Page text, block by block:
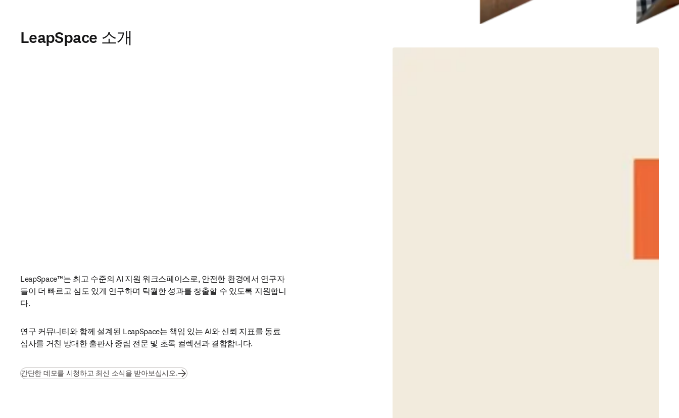
LeapSpace 소개
LeapSpace™는 최고 수준의 AI 지원 워크스페이스로, 안전한 환경에서 연구자
들이 더 빠르고 심도 있게 연구하며 탁월한 성과를 창출할 수 있도록 지원합니
다.
연구 커뮤니티와 함께 설계된 LeapSpace는 책임 있는 AI와 신뢰 지표를 동료
심사를 거친 방대한 출판사 중립 전문 및 초록 컬렉션과 결합합니다.
간단한 데모를 시청하고 최신 소식을 받아보십시오.